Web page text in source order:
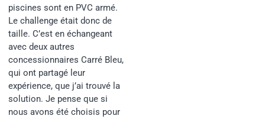
piscines sont en PVC armé.
Le challenge était donc de
taille. C’est en échangeant
avec deux autres
concessionnaires Carré Bleu,
qui ont partagé leur
expérience, que j’ai trouvé la
solution. Je pense que si
nous avons été choisis pour